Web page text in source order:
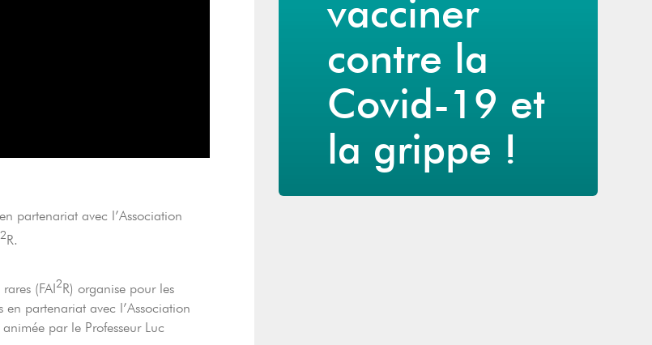
partenariat avec l’Association
2R.
(FAI2R) organise pour les
en partenariat avec l’Association
par le Professeur Luc
vacciner
contre la
Covid-19 et
la grippe !